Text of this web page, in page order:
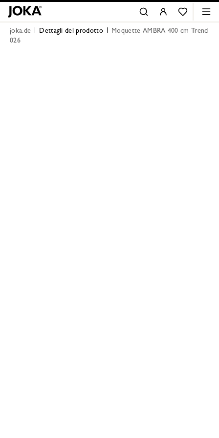
joka.de Dettagli del prodotto
Moquette AMBRA 400 cm Trend
026